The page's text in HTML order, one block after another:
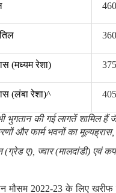
(मध्‍यम रेशा)
(लंबा रेशा)^
भुगतान की गई लागतें शामिल हैं
और फार्म भवनों का
(ग्रेड ए), ज्वार (मालदांडी)
मौसम2022-23 के लिए खरीफ